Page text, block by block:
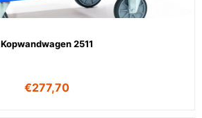
Kopwandwagen 2511
€277,70